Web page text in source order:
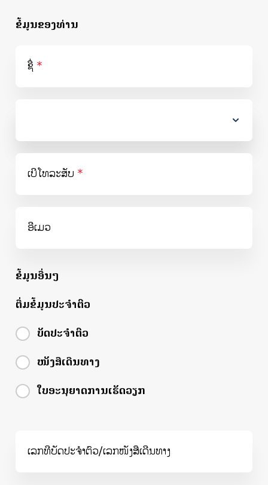
ຂໍ້ມູນຂອງທ່ານ
ຊື່
ເບີໂທລະສັບ
ອີເມວ
ຂໍ້ມູນອື່ນໆ
ຕື່ມຂໍ້ມູນປະຈຳຕົວ
ຕື່ມຂໍ້ມູນປະຈຳຕົວ
ບັດປະຈຳຕົວ
ໜັງສືເດີນທາງ
ໃບອະນຸຍາດການເຮັດວຽກ
ເລກທີບັດປະຈຳຕົວ/ເລກໜັງສືເດີນທາງ